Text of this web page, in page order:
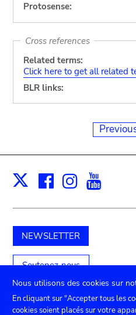
Protosense:
Cross references
Related terms:
Click here to get all related
BLR links:
X Facebook
NEWSLETTER
Soutenez-nous
Nous utilisons des cookies sur
En cliquant sur "Accepter tous les
cookies soient placés sur votre